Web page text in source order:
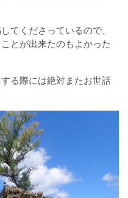
てくださっているので、
とが出来たのもよかった
る際には絶対またお世話